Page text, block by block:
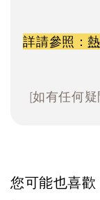
詳請參照：
[如有任何
您可能也喜歡